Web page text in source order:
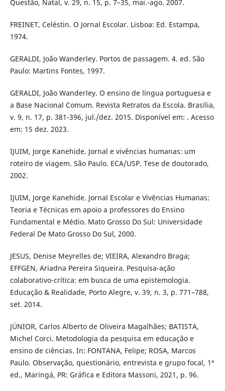
Questão, Natal, v. 29, n. 15, p. 7–35, mai.-ago. 2007.
FREINET, Celéstin. O Jornal Escolar. Lisboa: Ed. Estampa,
1974.
GERALDI, João Wanderley. Portos de passagem. 4. ed. São
Paulo: Martins Fontes, 1997.
GERALDI, João Wanderley. O ensino de língua portuguesa e
a Base Nacional Comum. Revista Retratos da Escola. Brasília,
v. 9, n. 17, p. 381-396, jul./dez. 2015. Disponível em: . Acesso
em: 15 dez. 2023.
IJUIM, Jorge Kanehide. Jornal e vivências humanas: um
roteiro de viagem. São Paulo. ECA/USP. Tese de doutorado,
2002.
IJUIM, Jorge Kanehide. Jornal Escolar e Vivências Humanas:
Teoria e Técnicas em apoio a professores do Ensino
Fundamental e Médio. Mato Grosso Do Sul: Universidade
Federal De Mato Grosso Do Sul, 2000.
JESUS, Denise Meyrelles de; VIEIRA, Alexandro Braga;
EFFGEN, Ariadna Pereira Siqueira. Pesquisa-ação
colaborativo-crítica: em busca de uma epistemologia.
Educação & Realidade, Porto Alegre, v. 39, n. 3, p. 771–788,
set. 2014.
JÚNIOR, Carlos Alberto de Oliveira Magalhães; BATISTA,
Michel Corci. Metodologia da pesquisa em educação e
ensino de ciências. In: FONTANA, Felipe; ROSA, Marcos
Paulo. Observação, questionário, entrevista e grupo focal, 1ª
ed., Maringá, PR: Gráfica e Editora Massoni, 2021, p. 96.